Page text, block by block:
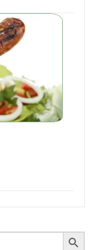
Search Button